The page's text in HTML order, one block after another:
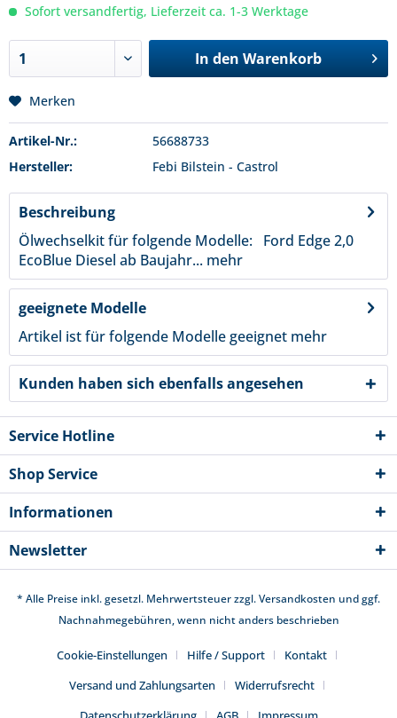
Sofort versandfertig, Lieferzeit ca. 1-3 Werktage
In den Warenkorb
Merken
Artikel-Nr.:
56688733
Hersteller:
Febi Bilstein - Castrol
Beschreibung
Ölwechselkit für folgende Modelle: Ford Edge 2,0
EcoBlue Diesel ab Baujahr... mehr
geeignete Modelle
Artikel ist für folgende Modelle geeignet mehr
Kunden haben sich ebenfalls angesehen
Service Hotline
Shop Service
Informationen
Newsletter
* Alle Preise inkl. gesetzl. Mehrwertsteuer zzgl.Versandkosten und ggf.
Nachnahmegebühren, wenn nicht anders beschrieben
Cookie-Einstellungen Hilfe / Support
Kontakt
Versand und Zahlungsarten
Widerrufsrecht